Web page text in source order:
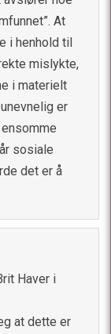
At
i henhold til
mislykte,
i materielt
er
sosiale
det er å
Haver i
at dette er